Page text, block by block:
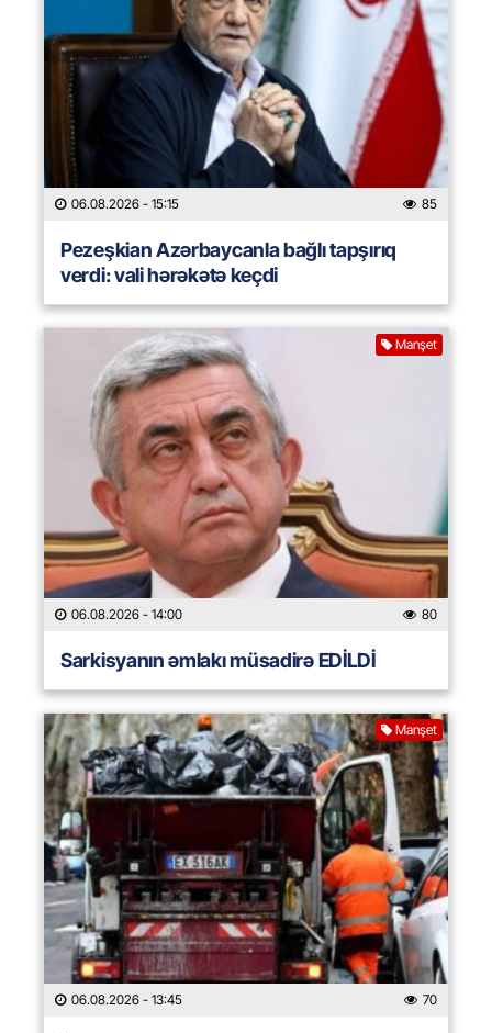
06.08.2026 - 15:15 85
Pezeşkian Azərbaycanla bağlı tapşırıq
verdi: vali hərəkətə keçdi
Manşet
06.08.2026 - 14:00 80
Sarkisyanın əmlakı müsadirə EDİLDİ
Manşet
06.08.2026 - 13:45 70